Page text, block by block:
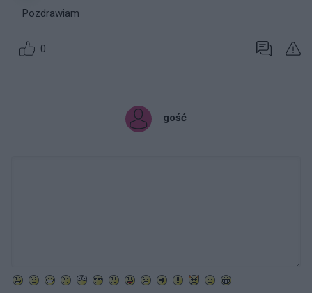
Pozdrawiam
0
gość